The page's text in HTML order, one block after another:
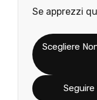
Se apprezzi
Scegliere
Seguire